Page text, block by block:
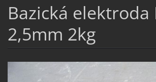
Bazická elektroda
2,5mm 2kg